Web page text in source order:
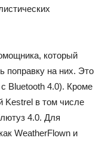
который
поправку на них. Это
Bluetooth 4.0). Кроме
Kestrel в том числе
4.0. Для
WeatherFlown и